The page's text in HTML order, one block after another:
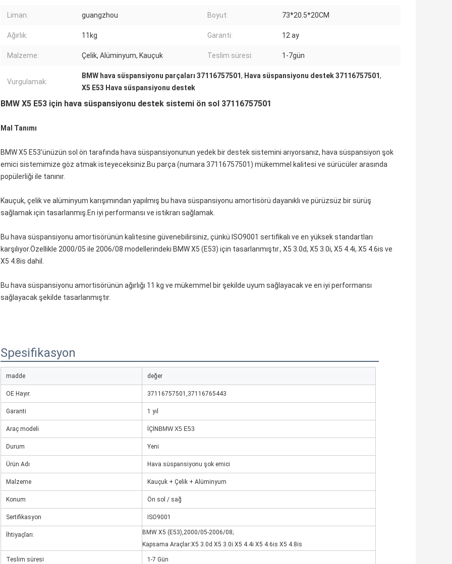
Liman: guangzhou Boyut: 73*20.5*20CM
Ağırlık: 11kg Garanti: 12 ay
Malzeme: Çelik, Alüminyum, Kauçuk Teslim süresi: 1-7gün
Vurgulamak:
BMW hava süspansiyonu parçaları 37116757501, Hava süspansiyonu destek 37116757501,
X5 E53 Hava süspansiyonu destek
BMW X5 E53 için hava süspansiyonu destek sistemi ön sol 37116757501
Mal Tanımı
BMW X5 E53'ünüzün sol ön tarafında hava süspansiyonunun yedek bir destek sistemini arıyorsanız, hava süspansiyon şok
emici sistemimize göz atmak isteyeceksiniz.Bu parça (numara 37116757501) mükemmel kalitesi ve sürücüler arasında
popülerliği ile tanınır.
Kauçuk, çelik ve alüminyum karışımından yapılmış bu hava süspansiyonu amortisörü dayanıklı ve pürüzsüz bir sürüş
sağlamak için tasarlanmış.En iyi performansı ve istikrarı sağlamak.
Bu hava süspansiyonu amortisörünün kalitesine güvenebilirsiniz, çünkü ISO9001 sertifikalı ve en yüksek standartları
karşılıyor.Özellikle 2000/05 ile 2006/08 modellerindeki BMW X5 (E53) için tasarlanmıştır., X5 3.0d, X5 3.0i, X5 4.4i, X5 4.6is ve
X5 4.8is dahil.
Bu hava süspansiyonu amortisörünün ağırlığı 11 kg ve mükemmel bir şekilde uyum sağlayacak ve en iyi performansı
sağlayacak şekilde tasarlanmıştır.
Spesifikasyon
madde değer
OE Hayır. 37116757501,37116765443
Garanti 1 yıl
Araç modeli İÇİN BMW X5 E53
Durum Yeni
Ürün Adı Hava süspansiyonu şok emici
Malzeme Kauçuk + Çelik + Alüminyum
Konum Ön sol / sağ
Sertifikasyon ISO9001
İhtiyaçları:
BMW X5 (E53),2000/05-2006/08;
Kapsama Araçlar:X5 3.0d X5 3.0i X5 4.4i X5 4.6is X5 4.8is
Teslim süresi 1-7 Gün